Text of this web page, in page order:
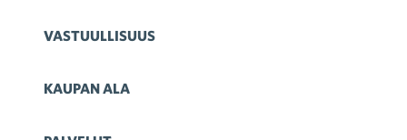
VASTUULLISUUS
KAUPAN ALA